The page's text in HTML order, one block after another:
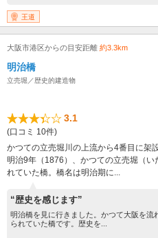
王道
大阪市港区からの目安距離 約3.3km
明治橋
立売堀／歴史的建造物
3.1
(口コミ 10件)
かつての立売堀川の上流から4番目に架
明治9年（1876）、かつての立売堀（
れていた橋。橋名は明治期に...
“歴史を感じます”
明治橋を見に行きました。かつて大阪を流
られていた橋です。歴史を...